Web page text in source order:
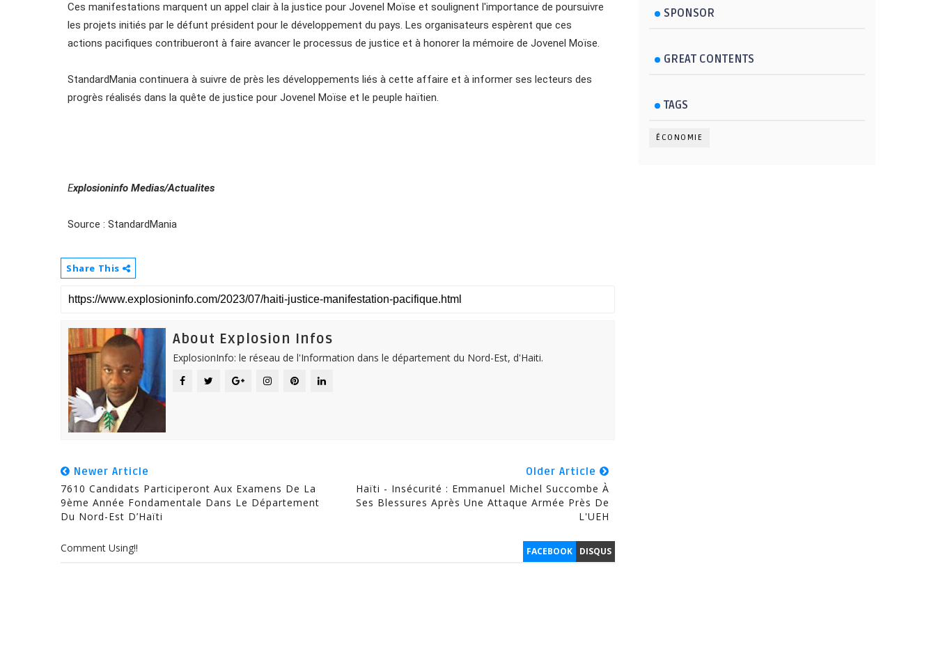
Ces manifestations marquent un appel clair à la justice pour Jovenel Moïse et soulignent l'importance de poursuivre
les projets initiés par le défunt président pour le développement du pays. Les organisateurs espèrent que ces
actions pacifiques contribueront à faire avancer le processus de justice et à honorer la mémoire de Jovenel Moïse.
StandardMania continuera à suivre de près les développements liés à cette affaire et à informer ses lecteurs des
progrès réalisés dans la quête de justice pour Jovenel Moïse et le peuple haïtien.
Explosioninfo Medias/Actualites
Source : StandardMania
Share This
About Explosion Infos
ExplosionInfo: le réseau de l'Information dans le département du Nord-Est, d'Haiti.
Newer Article
7610 Candidats Participeront Aux Examens De La
9ème Année Fondamentale Dans Le Département
Du Nord-Est D’Haïti
Older Article
Haïti - Insécurité : Emmanuel Michel Succombe À
Ses Blessures Après Une Attaque Armée Près De
L'UEH
FACEBOOK DISQUS
Comment Using!!
SPONSOR
GREAT CONTENTS
TAGS
ÉCONOMIE